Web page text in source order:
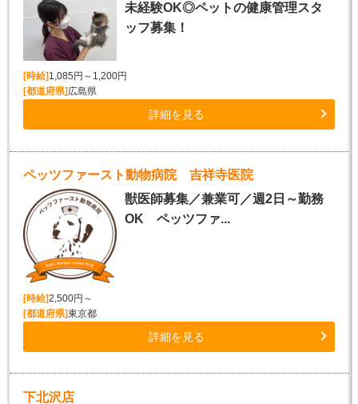
未経験OK◎ペットの健康管理スタ
ッフ募集！
[時給]1,085円～1,200円
[都道府県]広島県
詳細を見る
ペッツファースト動物病院 吉祥寺医院
獣医師募集／兼業可／週2日～勤務
OK ペッツファ...
[時給]2,500円～
[都道府県]東京都
詳細を見る
下北沢店